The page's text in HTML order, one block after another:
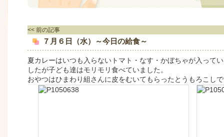
<< 前の記事
７月６日（水）～今日の給食～
夏カレーはいつも入らないトマト・なす・かぼちゃが入って
したが子ども達はモリモリ食べていました。
おやつはひまわり組さんに皮をむいてもらったとうもろこし